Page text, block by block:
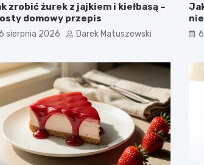
zrobić żurek z jajkiem i kiełbasą –
domowy przepis
sierpnia 2026 Darek Matuszewski